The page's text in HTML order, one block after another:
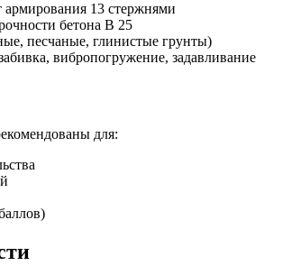
армирования 13 стержнями
бетона В 25
песчаные, глинистые грунты)
вибропогружение, задавливание
для: